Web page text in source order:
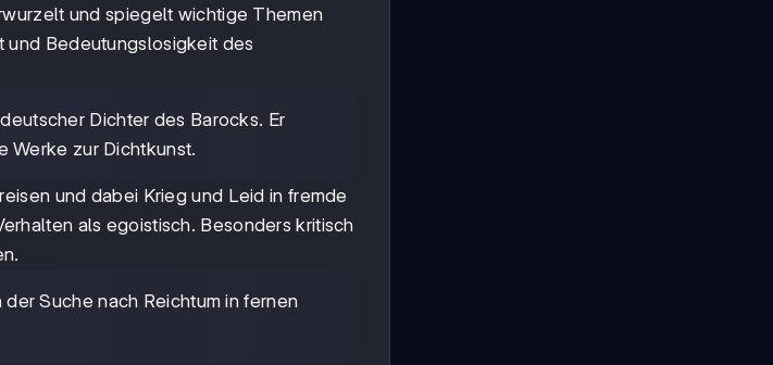
und spiegelt wichtige Themen
und Bedeutungslosigkeit des
Dichter des Barocks. Er
Werke zur Dichtkunst.
und dabei Krieg und Leid in fremde
als egoistisch. Besonders kritisch
Suche nach Reichtum in fernen